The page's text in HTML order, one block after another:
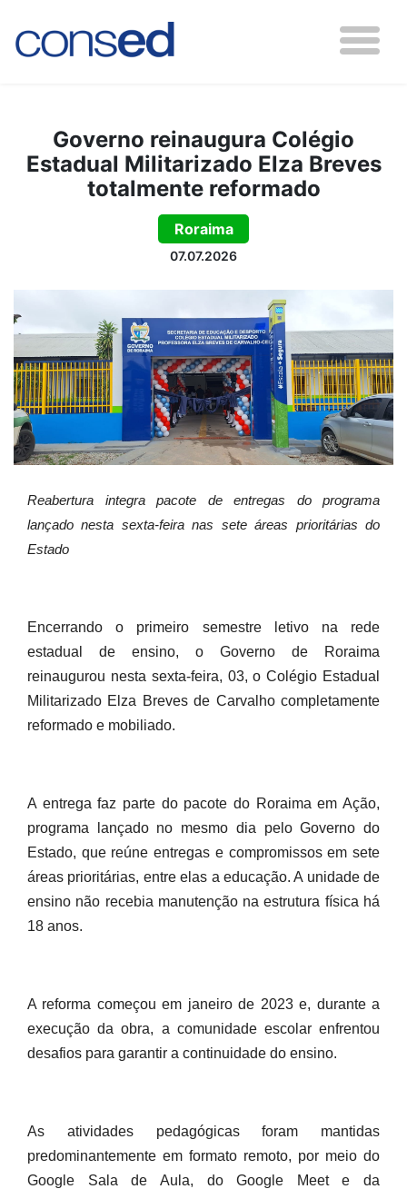
Governo reinaugura Colégio
Estadual Militarizado Elza Breves
totalmente reformado
Roraima
07.07.2026
Reabertura integra pacote de entregas do programa
lançado nesta sexta-feira nas sete áreas prioritárias do
Estado
Encerrando o primeiro semestre letivo na rede
estadual de ensino, o Governo de Roraima
reinaugurou nesta sexta-feira, 03, o Colégio Estadual
Militarizado Elza Breves de Carvalho completamente
reformado e mobiliado.
A entrega faz parte do pacote do Roraima em Ação,
programa lançado no mesmo dia pelo Governo do
Estado, que reúne entregas e compromissos em sete
áreas prioritárias, entre elas a educação. A unidade de
ensino não recebia manutenção na estrutura física há
18 anos.
A reforma começou em janeiro de 2023 e, durante a
execução da obra, a comunidade escolar enfrentou
desafios para garantir a continuidade do ensino.
As atividades pedagógicas foram mantidas
predominantemente em formato remoto, por meio do
Google Sala de Aula, do Google Meet e da